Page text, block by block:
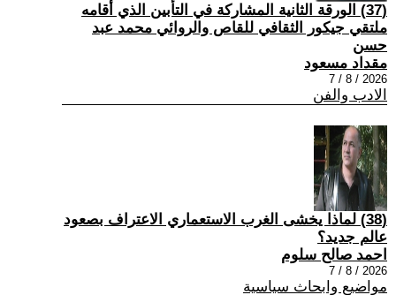
(37) الورقة الثانية المشاركة في التأبين الذي أقامه
ملتقي جيكور الثقافي للقاص والروائي محمد عبد
حسن
مقداد مسعود
2026 / 8 / 7
الادب والفن
(38) لماذا يخشى الغرب الاستعماري الاعتراف بصعود
عالم جديد؟
احمد صالح سلوم
2026 / 8 / 7
مواضيع وابحاث سياسية